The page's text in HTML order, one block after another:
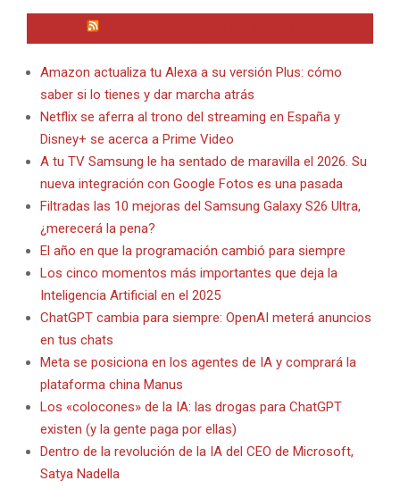
Amazon actualiza tu Alexa a su versión Plus: cómo
saber si lo tienes y dar marcha atrás
Netflix se aferra al trono del streaming en España y
Disney+ se acerca a Prime Video
A tu TV Samsung le ha sentado de maravilla el 2026. Su
nueva integración con Google Fotos es una pasada
Filtradas las 10 mejoras del Samsung Galaxy S26 Ultra,
¿merecerá la pena?
El año en que la programación cambió para siempre
Los cinco momentos más importantes que deja la
Inteligencia Artificial en el 2025
ChatGPT cambia para siempre: OpenAI meterá anuncios
en tus chats
Meta se posiciona en los agentes de IA y comprará la
plataforma china Manus
Los «colocones» de la IA: las drogas para ChatGPT
existen (y la gente paga por ellas)
Dentro de la revolución de la IA del CEO de Microsoft,
Satya Nadella